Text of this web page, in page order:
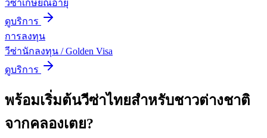
วีซ่าเกษียณอายุ
ดูบริการ
การลงทุน
วีซ่านักลงทุน / Golden Visa
ดูบริการ
พร้อมเริ่มต้นวีซ่าไทยสำหรับชาวต่างชาติ
จากคลองเตย?